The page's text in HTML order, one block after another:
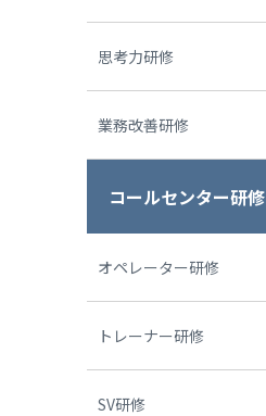
思考力研修
業務改善研修
コールセンター研修
オペレーター研修
トレーナー研修
SV研修